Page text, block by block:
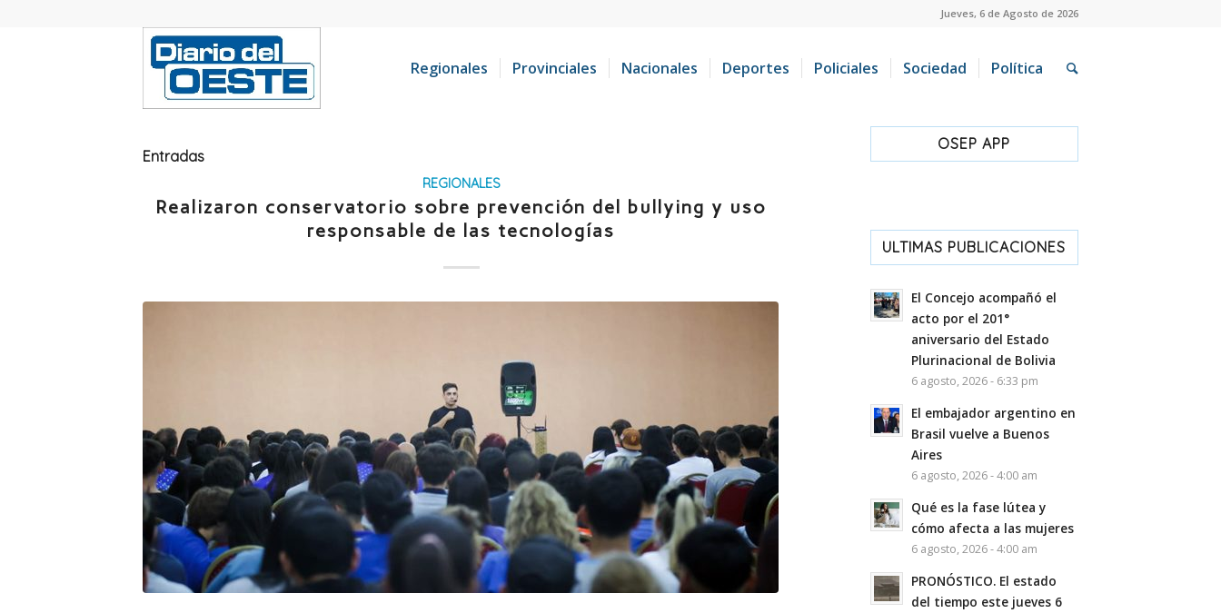
Jueves, 6 de Agosto de 2026
Regionales Provinciales Nacionales Deportes Policiales Sociedad Política
Entradas
REGIONALES
Realizaron conservatorio sobre prevención del bullying y uso
responsable de las tecnologías
OSEP APP
ULTIMAS PUBLICACIONES
El Concejo acompañó el
acto por el 201°
aniversario del Estado
Plurinacional de Bolivia
6 agosto, 2026 - 6:33 pm
El embajador argentino en
Brasil vuelve a Buenos
Aires
6 agosto, 2026 - 4:00 am
Qué es la fase lútea y
cómo afecta a las mujeres
6 agosto, 2026 - 4:00 am
PRONÓSTICO. El estado
del tiempo este jueves 6